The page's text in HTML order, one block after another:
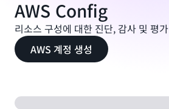
AWS Config
리소스 구성에 대한 진단, 감사 및 평가
AWS 계정 생성